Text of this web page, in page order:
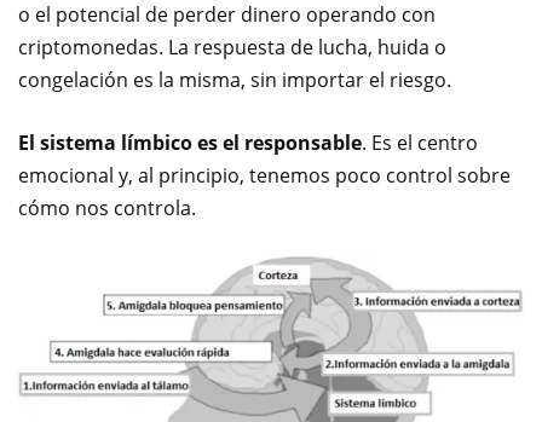
o el potencial de perder dinero operando con
criptomonedas. La respuesta de lucha, huida o
congelación es la misma, sin importar el riesgo.
El sistema límbico es el responsable. Es el centro
emocional y, al principio, tenemos poco control sobre
cómo nos controla.